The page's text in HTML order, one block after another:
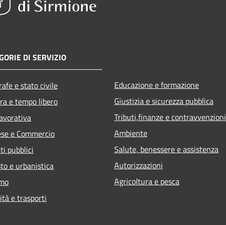
DI SERVIZIO
e stato civile
e tempo libero
e Commercio
pubblici
e urbanistica
e trasporti
Educazione e formazione
Giustizia e sicurezza pubblica
Tributi,finanze e contravvenzioni
Ambiente
Salute, benessere e assistenza
Autorizzazioni
Agricoltura e pesca